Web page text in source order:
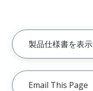
製品仕様書を表示
Email This Page